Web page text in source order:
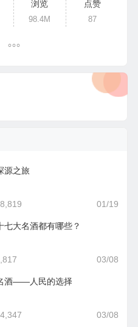
浏览
98.4M
点赞
87
源之旅
01/19
七大名酒都有哪些？
03/08
酒——人民的选择
03/08